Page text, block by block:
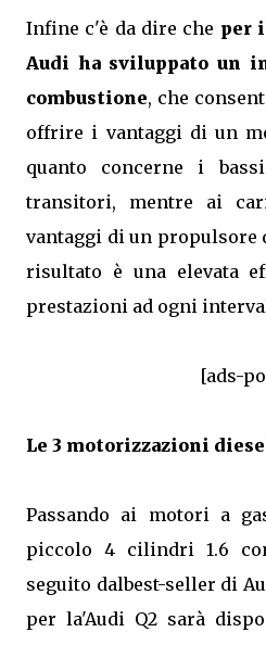
Infine c'è da dire che per
Audi ha sviluppato un
combustione, che
offrire i vantaggi di un
quanto concerne i
transitori, mentre ai
vantaggi di un propulsore
risultato è una elevata
prestazioni ad ogni
[ads-
Le 3 motorizzazioni
Passando ai motori a
piccolo 4 cilindri 1.6
seguito dalbest-seller di
per la'Audi Q2 sarà